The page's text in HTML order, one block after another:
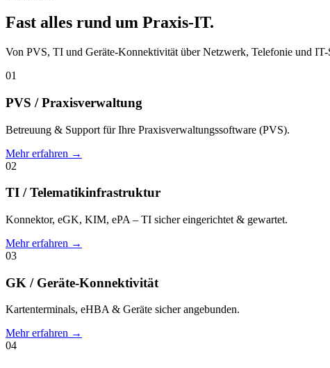
Fast alles rund um Praxis-IT.
Von PVS, TI und Geräte-Konnektivität über Netzwerk, Telefonie und
01
PVS / Praxisverwaltung
Betreuung & Support für Ihre Praxisverwaltungssoftware (PVS).
Mehr erfahren →
02
TI / Telematikinfrastruktur
Konnektor, eGK, KIM, ePA – TI sicher eingerichtet & gewartet.
Mehr erfahren →
03
GK / Geräte-Konnektivität
Kartenterminals, eHBA & Geräte sicher angebunden.
Mehr erfahren →
04